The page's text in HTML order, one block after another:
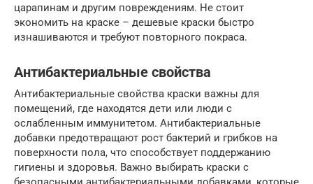
царапинам и другим повреждениям. Не стоит
экономить на краске – дешевые краски быстро
изнашиваются и требуют повторного покраса.
Антибактериальные свойства
Антибактериальные свойства краски важны для
помещений, где находятся дети или люди с
ослабленным иммунитетом. Антибактериальные
добавки предотвращают рост бактерий и грибков на
поверхности пола, что способствует поддержанию
гигиены и здоровья. Важно выбирать краски с